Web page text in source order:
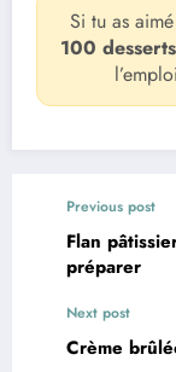
Si tu as
100
Previous post
Flan
préparer
Next post
Crème